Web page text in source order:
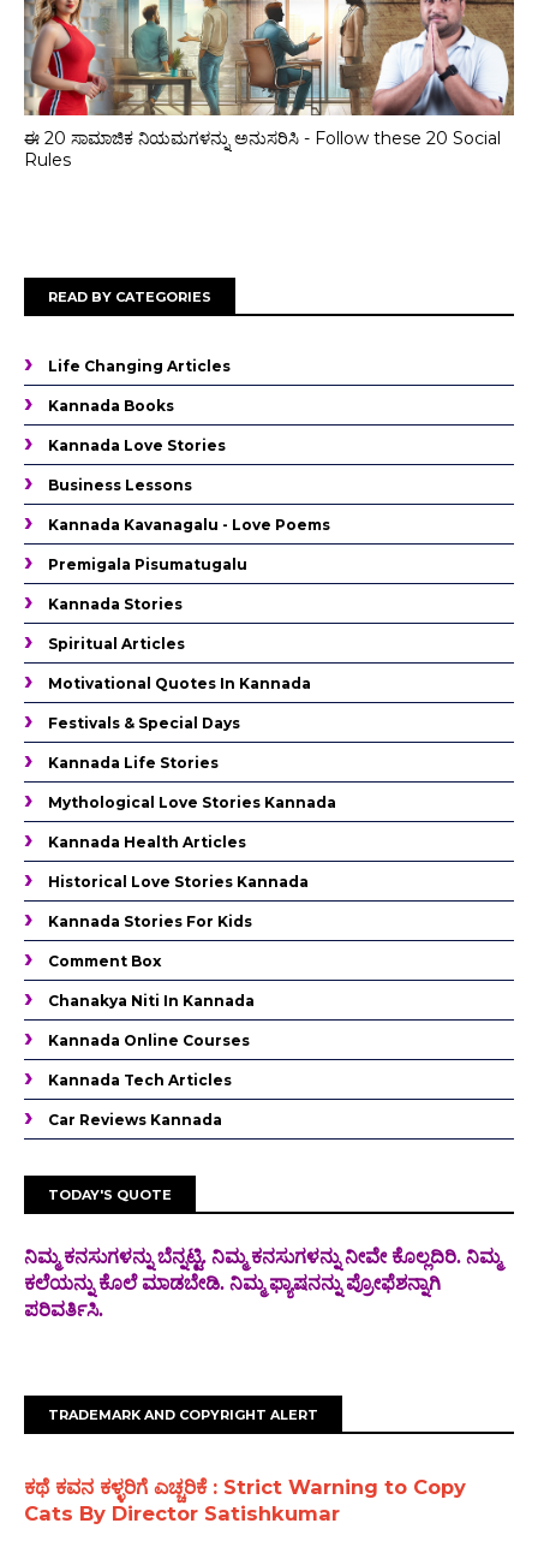
ಈ 20 ಸಾಮಾಜಿಕ ನಿಯಮಗಳನ್ನು ಅನುಸರಿಸಿ - Follow these 20 Social
Rules
READ BY CATEGORIES
Life Changing Articles
Kannada Books
Kannada Love Stories
Business Lessons
Kannada Kavanagalu - Love Poems
Premigala Pisumatugalu
Kannada Stories
Spiritual Articles
Motivational Quotes In Kannada
Festivals & Special Days
Kannada Life Stories
Mythological Love Stories Kannada
Kannada Health Articles
Historical Love Stories Kannada
Kannada Stories For Kids
Comment Box
Chanakya Niti In Kannada
Kannada Online Courses
Kannada Tech Articles
Car Reviews Kannada
TODAY'S QUOTE
ನಿಮ್ಮ ಕನಸುಗಳನ್ನು ಬೆನ್ನಟ್ಟಿ. ನಿಮ್ಮ ಕನಸುಗಳನ್ನು ನೀವೇ ಕೊಲ್ಲದಿರಿ. ನಿಮ್ಮ
ಕಲೆಯನ್ನು ಕೊಲೆ ಮಾಡಬೇಡಿ. ನಿಮ್ಮ ಫ್ಯಾಷನನ್ನು ಪ್ರೋಫೆಶನ್ನಾಗಿ
ಪರಿವರ್ತಿಸಿ.
TRADEMARK AND COPYRIGHT ALERT
ಕಥೆ ಕವನ ಕಳ್ಳರಿಗೆ ಎಚ್ಚರಿಕೆ : Strict Warning to Copy
Cats By Director Satishkumar